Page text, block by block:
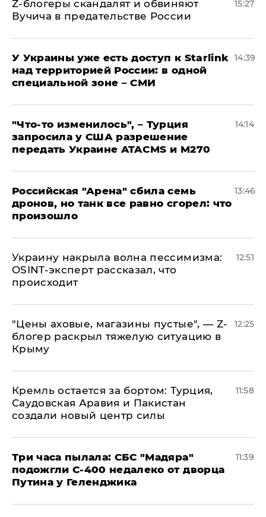
Z-блогеры скандалят и обвиняют
Вучича в предательстве России
15:27
У Украины уже есть доступ к Starlink
над территорией России: в одной
специальной зоне – СМИ
14:39
​"Что-то изменилось", – Турция
запросила у США разрешение
передать Украине ATACMS и M270
14:14
​Российская "Арена" сбила семь
дронов, но танк все равно сгорел: что
произошло
13:46
​Украину накрыла волна пессимизма:
OSINT-эксперт рассказал, что
происходит
12:51
​"Цены аховые, магазины пустые", — Z-
блогер раскрыл тяжелую ситуацию в
Крыму
12:25
​Кремль остается за бортом: Турция,
Саудовская Аравия и Пакистан
создали новый центр силы
11:58
Три часа пылала: СБС "Мадяра"
подожгли С-400 недалеко от дворца
Путина у Геленджика
11:39